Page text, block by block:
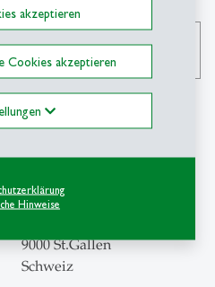
akzeptieren
Cookies akzeptieren
Hinweise
Kontakt
Universität St.Gallen
9000 St.Gallen
Schweiz